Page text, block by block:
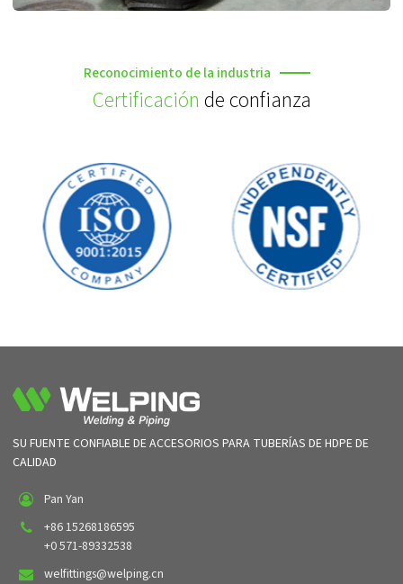
Reconocimiento de la industria
Certificación de confianza
SU FUENTE CONFIABLE DE ACCESORIOS PARA TUBERÍAS DE HDPE DE
CALIDAD
Pan Yan
+86 15268186595
+0 571-89332538
welfittings@welping.cn